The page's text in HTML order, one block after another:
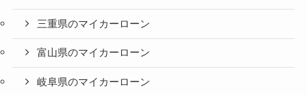
三重県のマイカーローン
富山県のマイカーローン
岐阜県のマイカーローン